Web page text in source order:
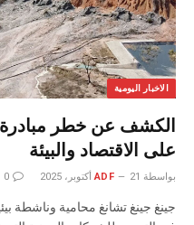
الاخبار اليومية
الكشف عن خطر مبادرة
على الاقتصاد والبيئة
بواسطة ADF 21 أكتوبر، 2025 0
جينغ جينغ تشانغ محامية وناشطة